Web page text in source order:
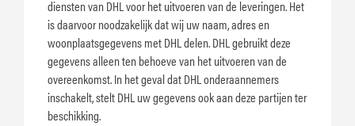
diensten van DHL voor het uitvoeren van de leveringen. Het
is daarvoor noodzakelijk dat wij uw naam, adres en
woonplaatsgegevens met DHL delen. DHL gebruikt deze
gegevens alleen ten behoeve van het uitvoeren van de
overeenkomst. In het geval dat DHL onderaannemers
inschakelt, stelt DHL uw gegevens ook aan deze partijen ter
beschikking.